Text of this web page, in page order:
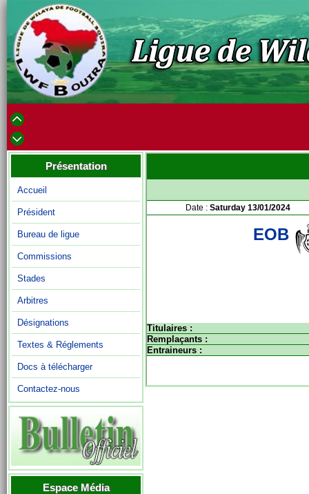
Présentation
Accueil
Président
Bureau de ligue
Commissions
Stades
Arbitres
Désignations
Textes & Réglements
Docs à télécharger
Contactez-nous
Espace Média
Date : Saturday 13/01/2024
EOB
Titulaires :
Remplaçants :
Entraineurs :